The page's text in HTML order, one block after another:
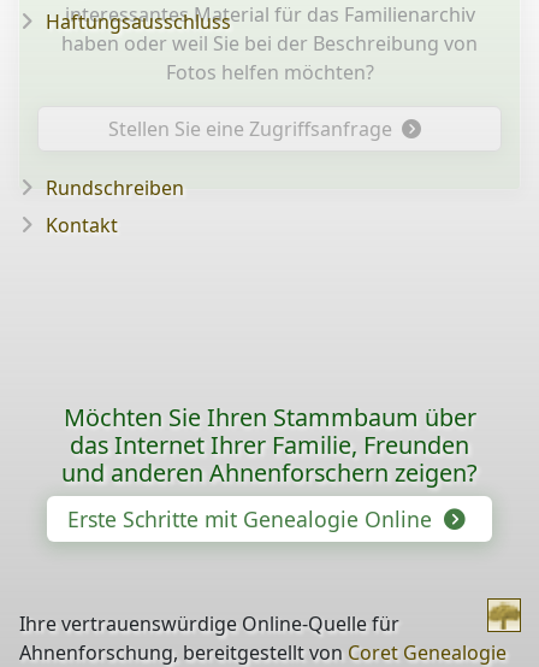
interessantes Material für das Familienarchiv
haben oder weil Sie bei der Beschreibung von
Fotos helfen möchten?
Stellen Sie eine Zugriffsanfrage
Haftungsausschluss
Rundschreiben
Kontakt
Möchten Sie Ihren Stammbaum über
das Internet Ihrer Familie, Freunden
und anderen Ahnenforschern zeigen?
Erste Schritte mit Genealogie Online
Ihre vertrauenswürdige Online-Quelle für
Ahnenforschung, bereitgestellt von Coret Genealogie